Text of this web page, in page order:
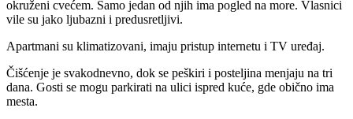
okruženi cvećem. Samo jedan od njih ima pogled na more. Vlasnici
vile su jako ljubazni i predusretljivi.
Apartmani su klimatizovani, imaju pristup internetu i TV uređaj.
Čišćenje je svakodnevno, dok se peškiri i posteljina menjaju na tri
dana. Gosti se mogu parkirati na ulici ispred kuće, gde obično ima
mesta.